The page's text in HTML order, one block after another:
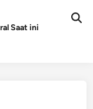
Saat ini